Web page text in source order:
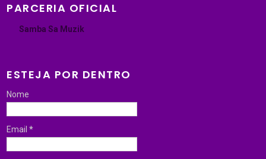
PARCERIA OFICIAL
Samba Sa Muzik
ESTEJA POR DENTRO
Nome
Email*